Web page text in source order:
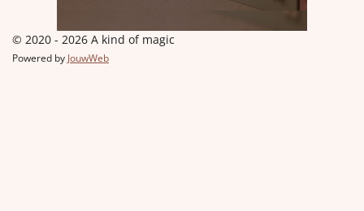
© 2020 - 2026 A kind of magic
Powered by JouwWeb